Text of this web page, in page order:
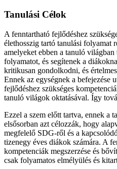
Tanulási Célok
A fenntartható fejlődéshez
élethosszig tartó tanulási folyamat
amelyeket ebben a tanuló
folyamatot, és segítenek a
kritikusan gondolkodni, és
Ennek az egységnek a befejezése
fejlődéshez szükséges
tanuló világok oktatásával. Így
Ezzel a szem előtt tartva, ennek a
elsősorban azt célozzák, hogy
megfelelő SDG-ről és a
tizenegy éves diákok számára. A
kompetenciák megszerzése és
csak folyamatos elmélyülés és